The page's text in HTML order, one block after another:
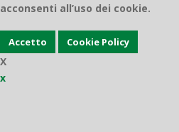
acconsenti all’uso dei cookie.
Accetto Cookie Policy
X
x